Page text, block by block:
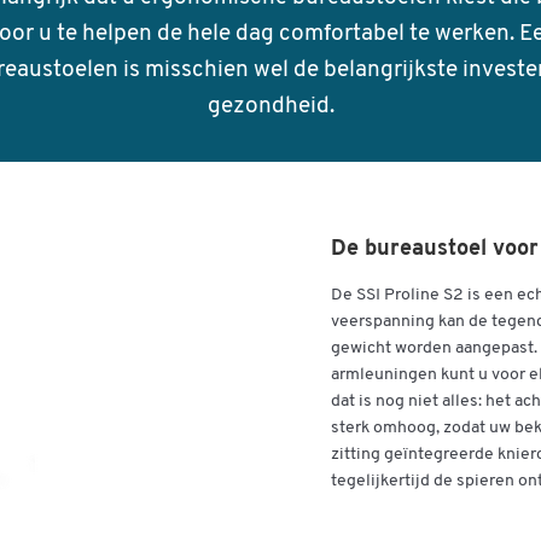
u te helpen de hele dag comfortabel te werken.
is misschien wel de belangrijkste
gezondheid.
De bureaustoel
De SSI Proline S2 is een
veerspanning kan de
gewicht worden
armleuningen kunt u voor
dat is nog niet alles: het
sterk omhoog, zodat uw
zitting geïntegreerde
tegelijkertijd de spieren